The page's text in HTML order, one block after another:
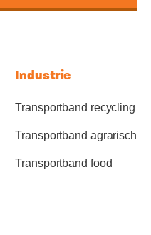
Industrie
Transportband recycling
Transportband agrarisch
Transportband food